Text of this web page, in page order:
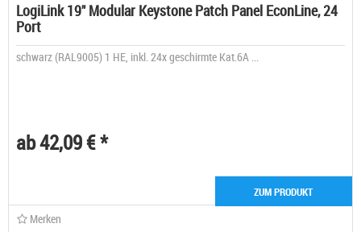
LogiLink 19" Modular Keystone Patch Panel EconLine, 24
Port
schwarz (RAL9005) 1 HE, inkl. 24x geschirmte Kat.6A ...
ab 42,09 € *
ZUM PRODUKT
Merken